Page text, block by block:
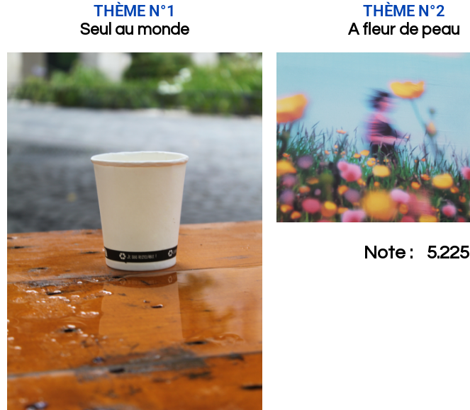
THÈME N°1
Seul au monde
THÈME N°2
A fleur de peau
Note : 5.225